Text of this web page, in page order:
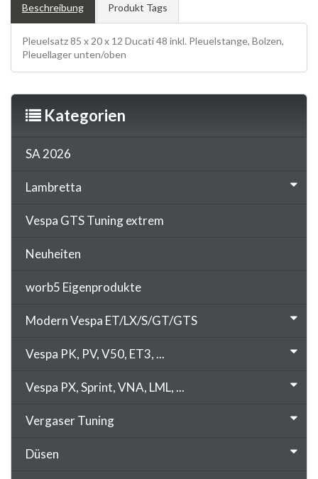
Beschreibung Produkt Tags
Pleuelsatz 85 x 20 x 12 Ducati 48 inkl. Pleuelstange, Bolzen,
Pleuellager unten/oben
Kategorien
SA 2026
Lambretta
Vespa GTS Tuning extrem
Neuheiten
worb5 Eigenprodukte
Modern Vespa ET/LX/S/GT/GTS
Vespa PK, PV, V50, ET3, ...
Vespa PX, Sprint, VNA, LML, ...
Vergaser Tuning
Düsen